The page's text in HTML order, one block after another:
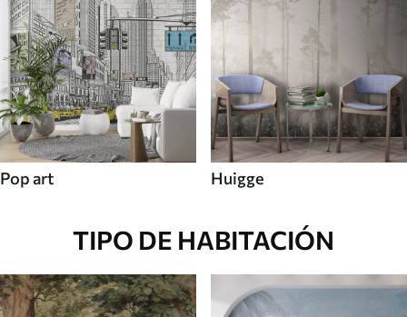
Pop art Huigge
TIPO DE HABITACIÓN